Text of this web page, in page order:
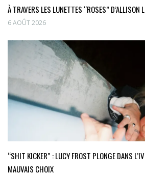
À TRAVERS LES LUNETTES “ROSES” D’ALLISON
6 AOÛT 2026
“SHIT KICKER” : LUCY FROST PLONGE DANS
MAUVAIS CHOIX